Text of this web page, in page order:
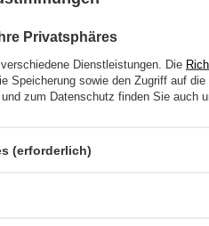
Privatsphäres
Dienstleistungen. Die
Speicherung sowie den Zugriff auf
zum Datenschutz finden Sie auch
(erforderlich)